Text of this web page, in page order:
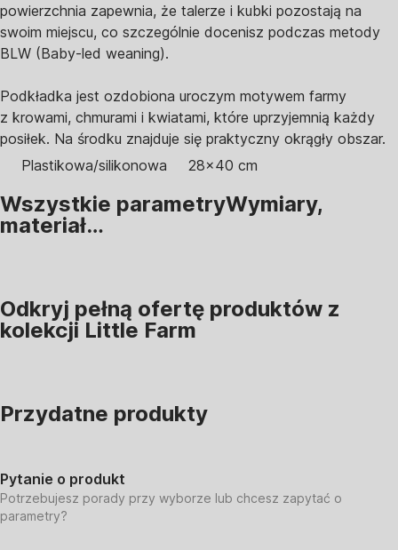
powierzchnia zapewnia, że talerze i kubki pozostają na
swoim miejscu, co szczególnie docenisz podczas metody
BLW (Baby-led weaning).
Podkładka jest ozdobiona uroczym motywem farmy
z krowami, chmurami i kwiatami, które uprzyjemnią każdy
posiłek. Na środku znajduje się praktyczny okrągły obszar.
Plastikowa/silikonowa
28x40 cm
Wszystkie parametryWymiary,
materiał…
Odkryj pełną ofertę produktów z
kolekcji Little Farm
Przydatne produkty
Pytanie o produkt
Potrzebujesz porady przy wyborze lub chcesz zapytać o
parametry?